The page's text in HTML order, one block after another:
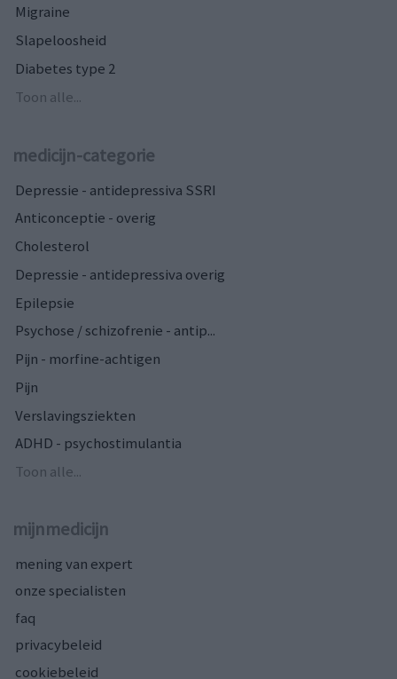
Migraine
Slapeloosheid
Diabetes type 2
Toon alle...
medicijn-categorie
Depressie - antidepressiva SSRI
Anticonceptie - overig
Cholesterol
Depressie - antidepressiva overig
Epilepsie
Psychose / schizofrenie - antip...
Pijn - morfine-achtigen
Pijn
Verslavingsziekten
ADHD - psychostimulantia
Toon alle...
mijnmedicijn
mening van expert
onze specialisten
faq
privacybeleid
cookiebeleid